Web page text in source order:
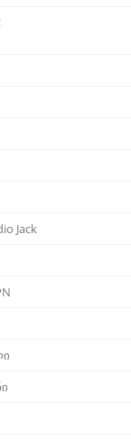
Jack